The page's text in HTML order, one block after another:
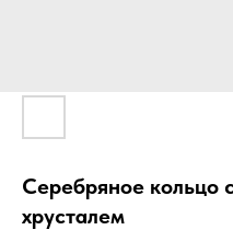
Серебряное кольцо
хрусталем